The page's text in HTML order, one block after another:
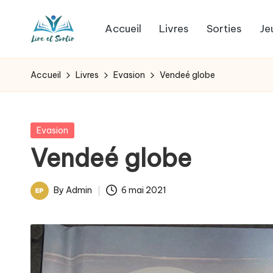
L
i
e
e
t
s
o
livres
pour
les
goûts,
des
pour
les
jours.
Accueil Livres Sorties
Accueil Livres Evasion Vendeé globe
Posted
Evasion
Vendeé globe
Posted
By Admin 6 mai 2021